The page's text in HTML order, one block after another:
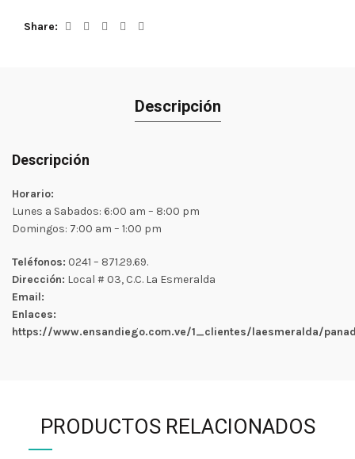
Share
Descripción
Descripción
Horario:
Lunes a Sabados: 6:00 am – 8:00 pm
Domingos: 7:00 am – 1:00 pm
Teléfonos: 0241 – 871.29.69.
Dirección: Local # 03, C.C. La Esmeralda
Email:
Enlaces:
https://www.ensandiego.com.ve/1_clientes/laesmeralda/
PRODUCTOS RELACIONADOS